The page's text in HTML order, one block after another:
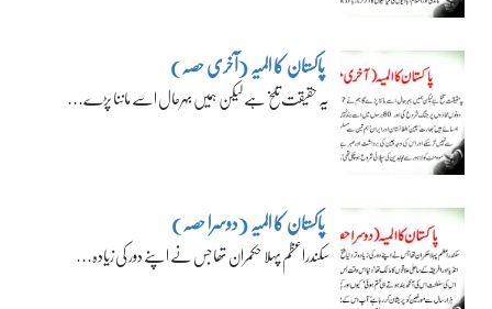
پاکستان کا المیہ (آخری حصہ)
یہ حقیقت تلخ ہے لیکن ہمیں بہرحال اسے ماننا پڑے…
پاکستان کا المیہ (دوسرا حصہ)
سکندراعظم پہلا حکمران تھا جس نے اپنے دور کی زیادہ…